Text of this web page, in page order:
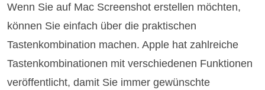
Wenn Sie auf Mac Screenshot erstellen möchten,
können Sie einfach über die praktischen
Tastenkombination machen. Apple hat zahlreiche
Tastenkombinationen mit verschiedenen Funktionen
veröffentlicht, damit Sie immer gewünschte